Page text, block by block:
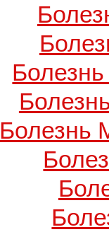
Болезнь